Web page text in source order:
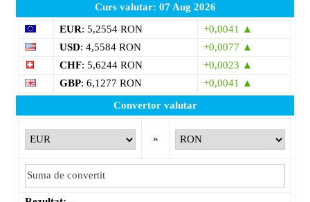
Curs valutar: 07 Aug 2026
EUR: 5,2554 RON
+0,0041 ▲
USD: 4,5584 RON
+0,0077 ▲
CHF: 5,6244 RON
+0,0023 ▲
GBP: 6,1277 RON
+0,0041 ▲
Convertor valutar
»